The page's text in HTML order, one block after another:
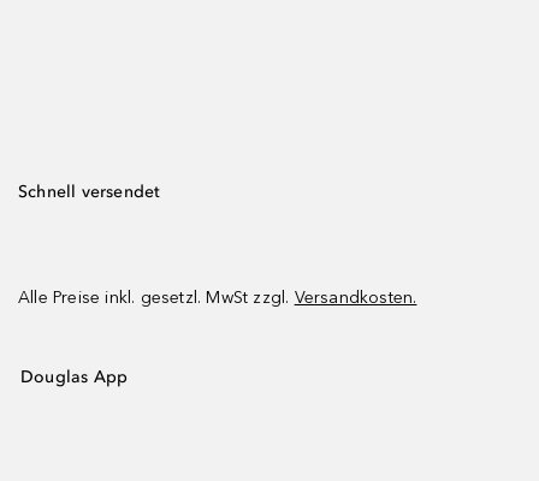
Schnell versendet
Alle Preise inkl. gesetzl. MwSt zzgl. Versandkosten.
Douglas App